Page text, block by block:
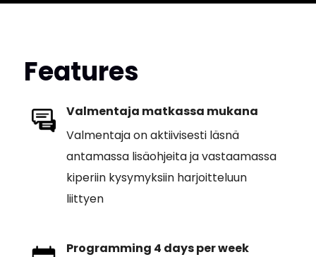
Features
Valmentaja matkassa mukana
Valmentaja on aktiivisesti läsnä
antamassa lisäohjeita ja vastaamassa
kiperiin kysymyksiin harjoitteluun
liittyen
Programming 4 days per week